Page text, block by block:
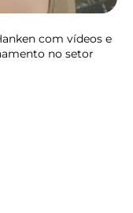
com vídeos e
no setor